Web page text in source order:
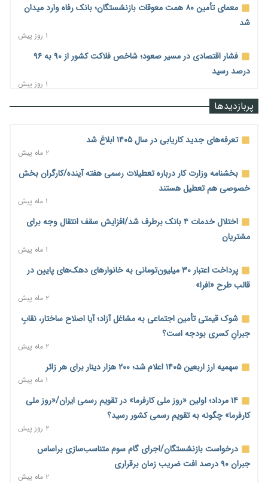
معمای تأمین ۸۰ همت معوقات بازنشستگان؛ بانک رفاه وارد میدان
شد
۱ روز پیش
فشار اقتصادی در مسیر صعود؛ شاخص فلاکت کشور از ۹۰ به ۹۶
درصد رسید
۱ روز پیش
رشد ۷۵ هزار میلیاردی بازار خرید اعتباری؛ فین‌تک‌ها وارد میدان
آغاز اجرای پایلوت «ردا کارت» برای دانشجویان تحصیلات تکمیلی
۱ روز پیش
محدودیت تازه برای شبکه بانکی؛ افزایش سپرده قانونی با هدف
کنترل تورم
۱ روز پیش
ترمز تولید خودرو کشیده شد؛ افت ۲۵ درصدی تیراژ ایران‌خودرو،
سایپا و پارس‌خودرو
۱ روز پیش
بنگاه‌داری بانک‌ها؛ مانع بزرگ خانه‌دار شدن مستأجران
نماینده مجلس: توسعه مرزهای زمینی به راهبرد تأمین کالاهای
اساسی تبدیل شود
۱ روز پیش
خانه کارگر قزوین: شکاف دستمزد و هزینه معیشت هر روز عمیق‌تر
می‌شود
۱ روز پیش
رئیس سازمان امور مالیاتی: بلاگرهای پردرآمد مشمول پرداخت
مالیات هستند
۱ روز پیش
پربازدیدها
تعرفه‌های جدید کاریابی در سال ۱۴۰۵ ابلاغ شد
۲ ماه پیش
بخشنامه وزارت کار درباره تعطیلات رسمی هفته آینده/کارگران بخش
خصوصی هم تعطیل هستند
۱ ماه پیش
اختلال خدمات ۴ بانک برطرف شد/افزایش سقف انتقال وجه برای
مشتریان
۱ ماه پیش
پرداخت اعتبار ۳۰ میلیون‌تومانی به خانوارهای دهک‌های پایین در
قالب طرح «افرا»
۲ ماه پیش
شوک قیمتی تأمین اجتماعی به مشاغل آزاد؛ آیا اصلاح ساختار، نقابِ
جبرانِ کسری بودجه است؟
۲ ماه پیش
سهمیه ارز اربعین ۱۴۰۵ اعلام شد؛ ۲۰۰ هزار دینار برای هر زائر
۱ ماه پیش
۱۴ مرداد؛ اولین «روز ملی کارفرما» در تقویم رسمی ایران/«روز ملی
کارفرما» چگونه به تقویم رسمی کشور رسید؟
۲ روز پیش
درخواست بازنشستگان/اجرای گام سوم متناسب‌سازی براساس
جبران ۹۰ درصد افت ضریب زمان برقراری
۲ ماه پیش